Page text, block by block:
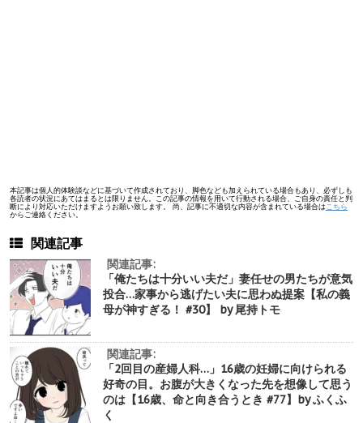
本記事は個人的体験談などに基づいて作成されており、脚色なども加えられている場合もあり、必ずしも
各読者の状況にあてはまるとは限りません。この記事の情報を用いて行動される場合、ご自身の責任と判
断により対応いただけますようお願い致します。 尚、記事に不適切な内容が含まれている場合は こちら
からご連絡ください。
関連記事
関連記事:
「俺たちは十分いい夫だ」妻任せの男たちが意気
投合…家事から逃げたい夫に思わぬ提案【私の義
母が神すぎる！ #30】 by 尾持トモ
関連記事:
「2回目の産婦人科…」16歳の妊婦に向けられる
好奇の目。お腹が大きくなった先を想像して思う
のは【16歳、命と向き合うとき #77】by ふくふ
く